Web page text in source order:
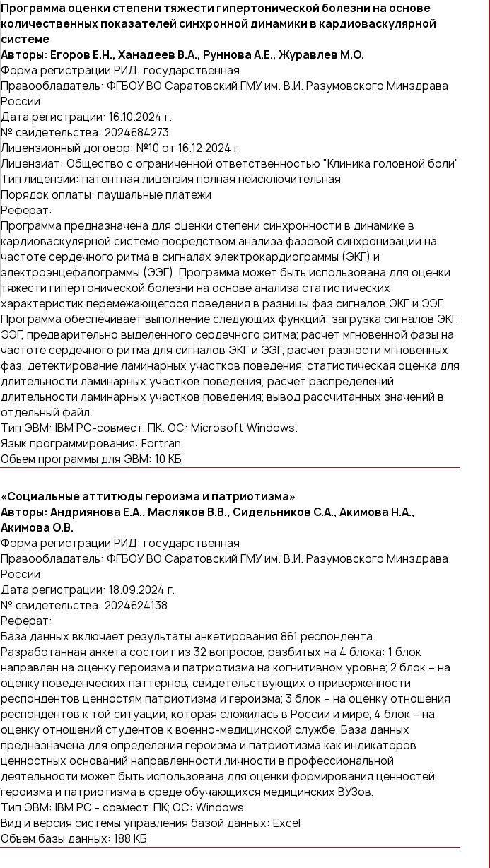
Программа оценки степени тяжести гипертонической болезни на основе
количественных показателей синхронной динамики в кардиоваскулярной
системе
Авторы: Егоров Е.Н., Ханадеев В.А., Руннова А.Е., Журавлев М.О.
Форма регистрации РИД: государственная
Правообладатель: ФГБОУ ВО Саратовский ГМУ им. В.И. Разумовского Минздрава
России
Дата регистрации: 16.10.2024 г.
№ свидетельства: 2024684273
Лицензионный договор: №10 от 16.12.2024 г.
Лицензиат: Общество с ограниченной ответственностью "Клиника головной боли"
Тип лицензии: патентная лицензия полная неисключительная
Порядок оплаты: паушальные платежи
Реферат:
Программа предназначена для оценки степени синхронности в динамике в
кардиоваскулярной системе посредством анализа фазовой синхронизации на
частоте сердечного ритма в сигналах электрокардиограммы (ЭКГ) и
электроэнцефалограммы (ЭЭГ). Программа может быть использована для оценки
тяжести гипертонической болезни на основе анализа статистических
характеристик перемежающегося поведения в разницы фаз сигналов ЭКГ и ЭЭГ.
Программа обеспечивает выполнение следующих функций: загрузка сигналов ЭКГ,
ЭЭГ, предварительно выделенного сердечного ритма; расчет мгновенной фазы на
частоте сердечного ритма для сигналов ЭКГ и ЭЭГ; расчет разности мгновенных
фаз, детектирование ламинарных участков поведения; статистическая оценка для
длительности ламинарных участков поведения, расчет распределений
длительности ламинарных участков поведения; вывод рассчитанных значений в
отдельный файл.
Тип ЭВМ: IBM PC-совмест. ПК. ОС: Microsoft Windows.
Язык программирования: Fortran
Объем программы для ЭВМ: 10 КБ
«Социальные аттитюды героизма и патриотизма»
Авторы: Андриянова Е.А., Масляков В.В., Сидельников С.А., Акимова Н.А.,
Акимова О.В.
Форма регистрации РИД: государственная
Правообладатель: ФГБОУ ВО Саратовский ГМУ им. В.И. Разумовского Минздрава
России
Дата регистрации: 18.09.2024 г.
№ свидетельства: 2024624138
Реферат:
База данных включает результаты анкетирования 861 респондента.
Разработанная анкета состоит из 32 вопросов, разбитых на 4 блока: 1 блок
направлен на оценку героизма и патриотизма на когнитивном уровне; 2 блок – на
оценку поведенческих паттернов, свидетельствующих о приверженности
респондентов ценностям патриотизма и героизма; 3 блок – на оценку отношения
респондентов к той ситуации, которая сложилась в России и мире; 4 блок – на
оценку отношений студентов к военно-медицинской службе. База данных
предназначена для определения героизма и патриотизма как индикаторов
ценностных оснований направленности личности в профессиональной
деятельности может быть использована для оценки формирования ценностей
героизма и патриотизма в среде обучающихся медицинских ВУЗов.
Тип ЭВМ: IBM PC - совмест. ПК; ОС: Windows.
Вид и версия системы управления базой данных: Excel
Объем базы данных: 188 КБ